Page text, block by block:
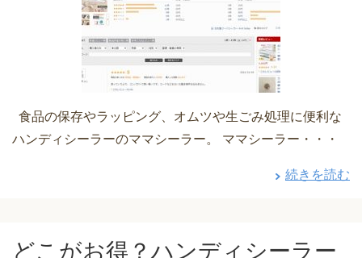
食品の保存やラッピング、オムツや生ごみ処理に便利な
ハンディシーラーのママシーラー。 ママシーラー・・・
続きを読む
どこがお得？ハンディシーラー